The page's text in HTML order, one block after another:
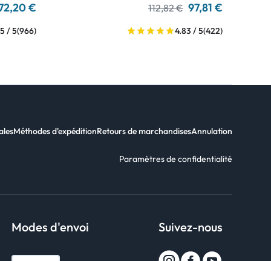
€
/ 5(966)
112,82 € 97,81 €
4.83 / 5(422)
Méthodes d'expéditionRetours de marchandisesAnnulation
Paramètres de confidentialité
Modes d'envoi Suivez-nous